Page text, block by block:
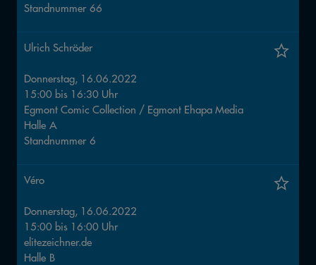
Standnummer 66
Ulrich Schröder
Donnerstag, 16.06.2022
15:00 bis 16:30 Uhr
Egmont Comic Collection / Egmont Ehapa Media
Halle A
Standnummer 6
Véro
Donnerstag, 16.06.2022
15:00 bis 16:00 Uhr
elitezeichner.de
Halle B